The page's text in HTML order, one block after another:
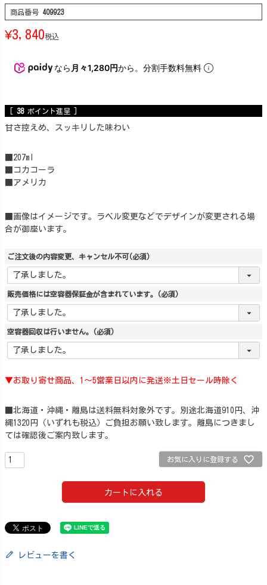
商品番号 409923
¥3,840税込
なら 月々1,280円から。分割手数料無料
38 ポイント進呈 ]
甘さ控えめ、スッキリした味わい
■207ml
■コカコーラ
■アメリカ
■画像はイメージです。ラベル変更などでデザインが変更される場
合が御座います。
ご注文後の内容変更、キャンセル不可 (必須)
販売価格には空容器保証金が含まれています。 (必須)
空容器回収は行いません。 (必須)
▼お取り寄せ商品、1～5営業日以内に発送※土日セール時除く
■北海道・沖縄・離島は送料無料対象外です。別途北海道910円、沖
縄1320円（いずれも税込）ご負担お願い致します。離島につきまし
ては確認後ご案内致します。
お気に入りに登録する
カートに入れる
レビューを書く